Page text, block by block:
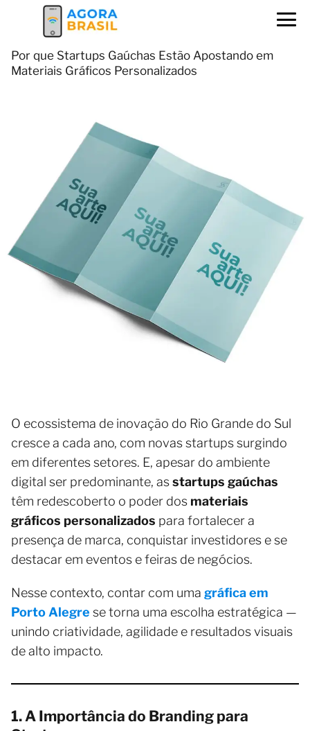
Por que Startups Gaúchas Estão Apostando em
Materiais Gráficos Personalizados
O ecossistema de inovação do Rio Grande do Sul
cresce a cada ano, com novas startups surgindo
em diferentes setores. E, apesar do ambiente
digital ser predominante, asstartups gaúchas
têm redescoberto o poder dos materiais
gráficos personalizados para fortalecer a
presença de marca, conquistar investidores e se
destacar em eventos e feiras de negócios.
Nesse contexto, contar com uma gráfica em
Porto Alegre se torna uma escolha estratégica —
unindo criatividade, agilidade e resultados visuais
de alto impacto.
1. A Importância do Branding para